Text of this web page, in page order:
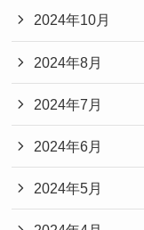
2024年10月
2024年8月
2024年7月
2024年6月
2024年5月